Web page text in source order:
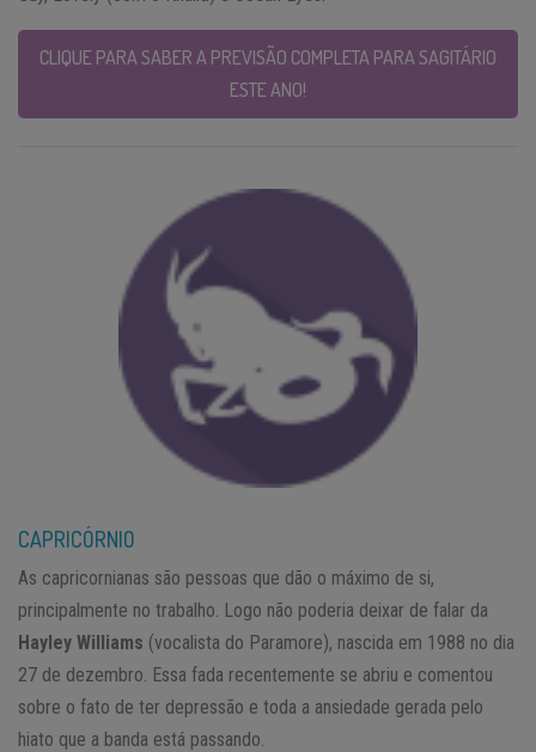
CLIQUE PARA SABER A PREVISÃO COMPLETA PARA SAGITÁRIO
ESTE ANO!
CAPRICÓRNIO
As capricornianas são pessoas que dão o máximo de si,
principalmente no trabalho. Logo não poderia deixar de falar da
Hayley Williams (vocalista do Paramore), nascida em 1988 no dia
27 de dezembro. Essa fada recentemente se abriu e comentou
sobre o fato de ter depressão e toda a ansiedade gerada pelo
hiato que a banda está passando.